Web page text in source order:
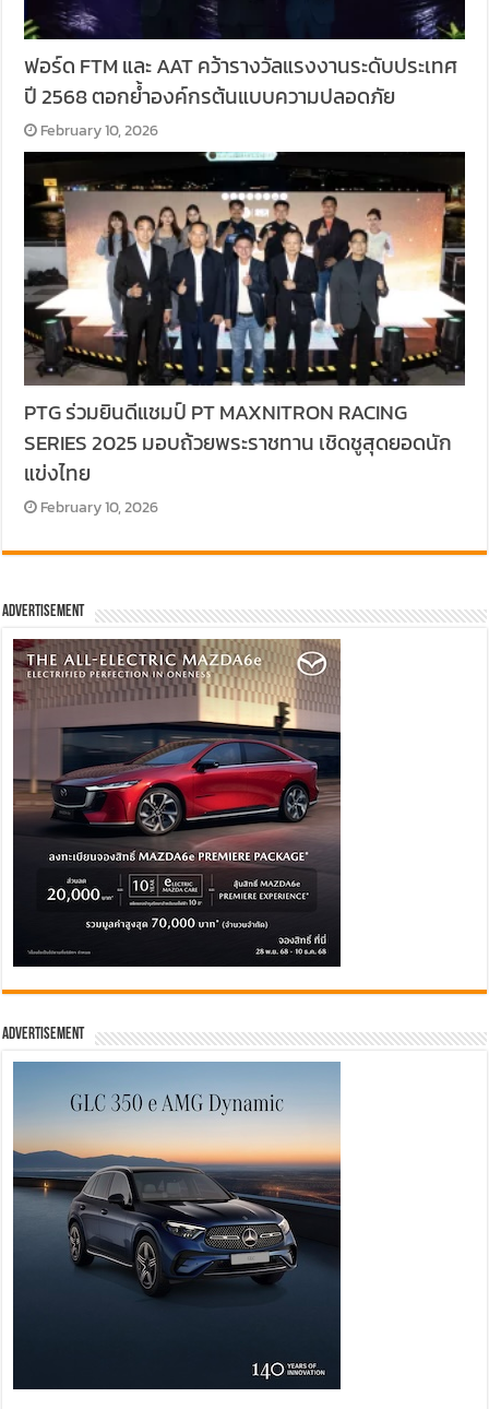
ฟอร์ด FTM และ AAT คว้ารางวัลแรงงานระดับประเทศ
ปี 2568 ตอกย้ำองค์กรต้นแบบความปลอดภัย
February 10, 2026
PTG ร่วมยินดีแชมป์ PT MAXNITRON RACING
SERIES 2025 มอบถ้วยพระราชทาน เชิดชูสุดยอดนัก
แข่งไทย
February 10, 2026
Advertisement
Advertisement